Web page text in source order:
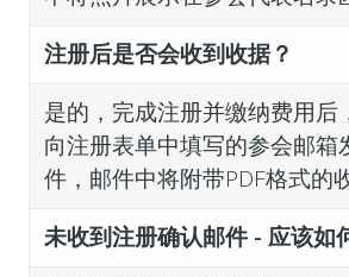
注册后是否会收到收据？
是的，完成注册并缴纳费用后
向注册表单中填写的参会邮箱
件，邮件中将附带PDF格式的
未收到注册确认邮件 - 应该如